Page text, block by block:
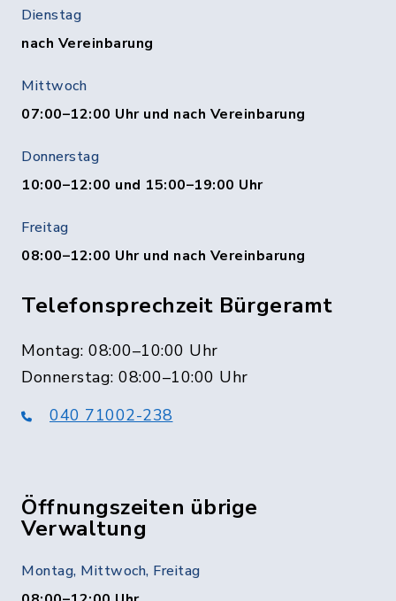
Dienstag
nach Vereinbarung
Mittwoch
07:00–12:00 Uhr und nach Vereinbarung
Donnerstag
10:00–12:00 und 15:00–19:00 Uhr
Freitag
08:00–12:00 Uhr und nach Vereinbarung
Telefonsprechzeit Bürgeramt
Montag: 08:00–10:00 Uhr
Donnerstag: 08:00–10:00 Uhr
040 71002-238
Öffnungszeiten übrige
Verwaltung
Montag, Mittwoch, Freitag